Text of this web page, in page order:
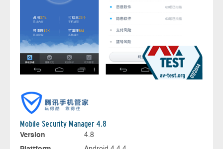
Mobile Security Manager 4.8
Version
4.8